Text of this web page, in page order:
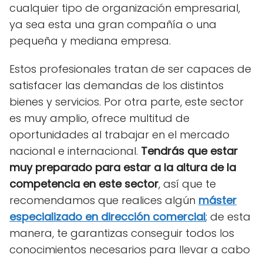
cualquier tipo de organización empresarial,
ya sea esta una gran compañía o una
pequeña y mediana empresa.
Estos profesionales tratan de ser capaces de
satisfacer las demandas de los distintos
bienes y servicios. Por otra parte, este sector
es muy amplio, ofrece multitud de
oportunidades al trabajar en el mercado
nacional e internacional. Tendrás que estar
muy preparado para estar a la altura de la
competencia en este sector, así que te
recomendamos que realices algún máster
especializado en dirección comercial; de esta
manera, te garantizas conseguir todos los
conocimientos necesarios para llevar a cabo